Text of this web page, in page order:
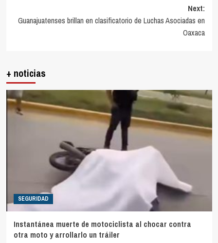
Next:
Guanajuatenses brillan en clasificatorio de Luchas Asociadas en
Oaxaca
+ noticias
SEGURIDAD
Instantánea muerte de motociclista al chocar contra
otra moto y arrollarlo un tráiler